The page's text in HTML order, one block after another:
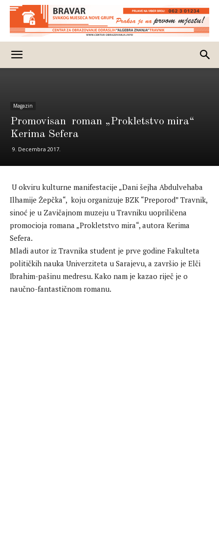
Magazin
Promovisan roman „Prokletstvo mira“
Kerima Sefera
9. Decembra 2017.
U okviru kulturne manifestacije „Dani šejha Abdulvehaba
Ilhamije Žepčka“, koju organizuje BZK “Preporod” Travnik,
sinoć je u Zavičajnom muzeju u Travniku uopriličena
promocioja romana „Prokletstvo mira“, autora Kerima
Sefera.
Mladi autor iz Travnika student je prve godine Fakulteta
političkih nauka Univerziteta u Sarajevu, a završio je Elči
Ibrahim-pašinu medresu. Kako nam je kazao riječ je o
naučno-fantastičnom romanu.